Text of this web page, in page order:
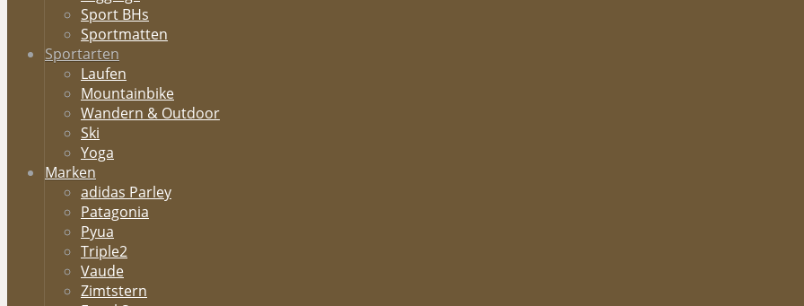
Sport BHs
Sportmatten
Sportarten
Laufen
Mountainbike
Wandern & Outdoor
Ski
Yoga
Marken
adidas Parley
Patagonia
Pyua
Triple2
Vaude
Zimtstern